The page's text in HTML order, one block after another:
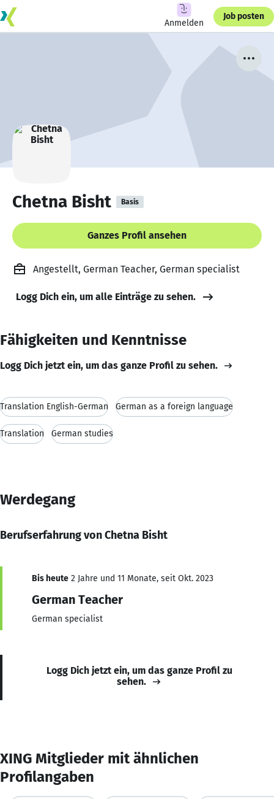
Anmelden
Job posten
Chetna Bisht Basis
Ganzes Profil ansehen
Angestellt, German Teacher, German specialist
Logg Dich ein, um alle Einträge zu sehen.
Fähigkeiten und Kenntnisse
Logg Dich jetzt ein, um das ganze Profil zu sehen.
Translation English-German German as a foreign language
Translation German studies
Werdegang
Berufserfahrung von Chetna Bisht
Bis heute 2 Jahre und 11 Monate, seit Okt. 2023
German Teacher
German specialist
Logg Dich jetzt ein, um das ganze Profil zu
sehen.
XING Mitglieder mit ähnlichen
Profilangaben